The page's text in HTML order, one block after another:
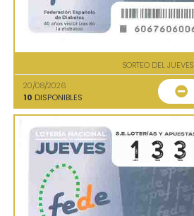
SORTEO DEL JUEVES
20/08/2026
10 DISPONIBLES